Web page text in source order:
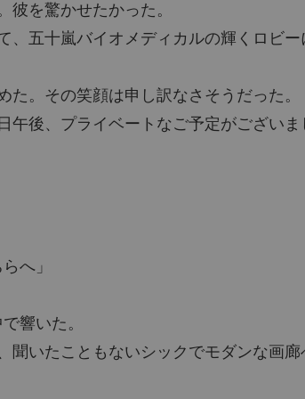
を驚かせたかった。
五十嵐バイオメディカルの輝くロビ
。その笑顔は申し訳なさそうだった。
午後、プライベートなご予定がござい
へ」
響いた。
いたこともないシックでモダンな画